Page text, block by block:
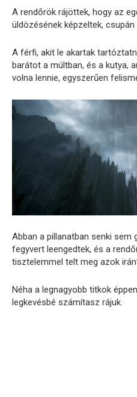
A rendőrök rájöttek, hogy az
üldözésének képzeltek, csupán
A férfi, akit le akartak
barátot a múltban, és a kutya,
volna lennie, egyszerűen
Abban a pillanatban senki sem
fegyvert leengedtek, és a
tisztelemmel telt meg azok
Néha a legnagyobb titkok
legkevésbé számítasz rájuk.